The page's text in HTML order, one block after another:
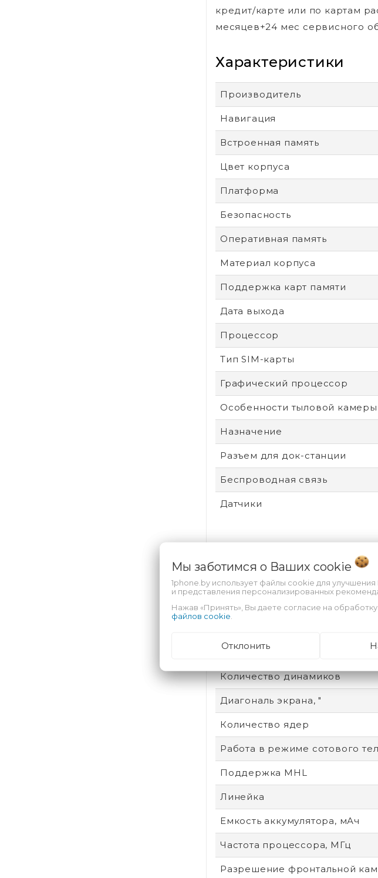
кредит/карте или по картам
месяцев+24 мес сервисного
Характеристики
Производитель
Навигация
Встроенная память
Цвет корпуса
Платформа
Безопасность
Оперативная память
Материал корпуса
Поддержка карт памяти
Дата выхода
Процессор
Тип SIM-карты
Графический процессор
Особенности тыловой камеры
Назначение
Разъем для док-станции
Беспроводная связь
Датчики
Тип матрицы экрана
Операционная система
Поддержка ввода пером
Количество динамиков
Диагональ экрана, "
Количество ядер
Работа в режиме сотового
Поддержка MHL
Линейка
Емкость аккумулятора, мАч
Частота процессора, МГц
Разрешение фронтальной
Мы заботимся о Ваших cookie
1phone.by использует файлы cookie для
и представления персонализированных
Нажав «Принять», Вы даете согласие на
файлов cookie
Отклонить